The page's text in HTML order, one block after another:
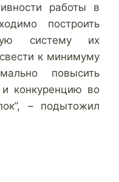
работы в
построить
систему их
к минимуму
повысить
и конкуренцию во
– подытожил